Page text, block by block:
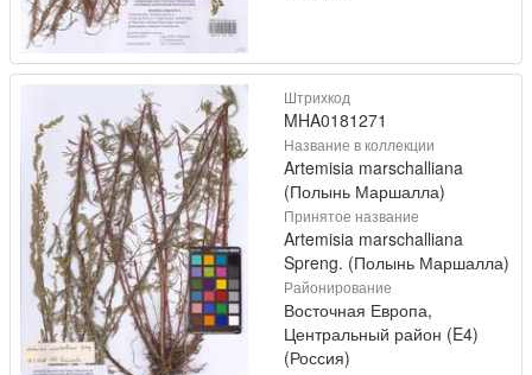
Штрихкод
MHA0181271
Название в коллекции
Artemisia marschalliana
(Полынь Маршалла)
Принятое название
Artemisia marschalliana
Spreng. (Полынь Маршалла)
Районирование
Восточная Европа,
Центральный район (E4)
(Россия)